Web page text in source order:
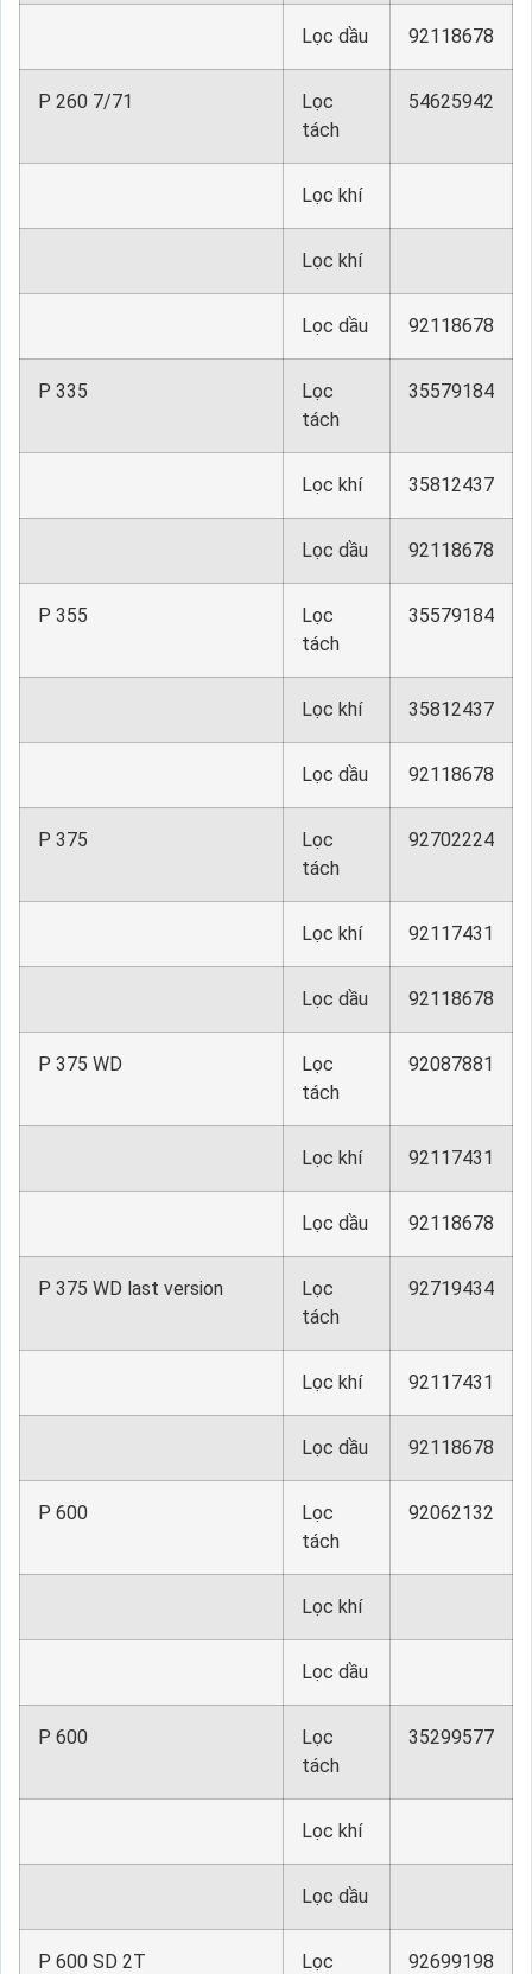
Lọc dầu 92118678
P 260 7/71
Lọc
tách
54625942
Lọc khí
Lọc khí
Lọc dầu 92118678
P 335
Lọc
tách
35579184
Lọc khí 35812437
Lọc dầu 92118678
P 355
Lọc
tách
35579184
Lọc khí 35812437
Lọc dầu 92118678
P 375
Lọc
tách
92702224
Lọc khí 92117431
Lọc dầu 92118678
P 375 WD
Lọc
tách
92087881
Lọc khí 92117431
Lọc dầu 92118678
P 375 WD last version
Lọc
tách
92719434
Lọc khí 92117431
Lọc dầu 92118678
P 600
Lọc
tách
92062132
Lọc khí
Lọc dầu
P 600
Lọc
tách
35299577
Lọc khí
Lọc dầu
P 600 SD 2T
Lọc
92699198